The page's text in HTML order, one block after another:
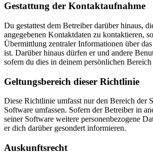
Gestattung der Kontaktaufnahme
Du gestattest dem Betreiber darüber hinaus,
angegebenen Kontaktdaten zu kontaktieren,
Übermittlung zentraler Informationen über
ist. Darüber hinaus dürfen er und andere
sofern du dies in deinem persönlichen Bereich
Geltungsbereich dieser Richtlinie
Diese Richtlinie umfasst nur den Bereich der
Software umfassen. Sofern der Betreiber in
seiner Software weitere personenbezogene
er dich darüber gesondert informieren.
Auskunftsrecht